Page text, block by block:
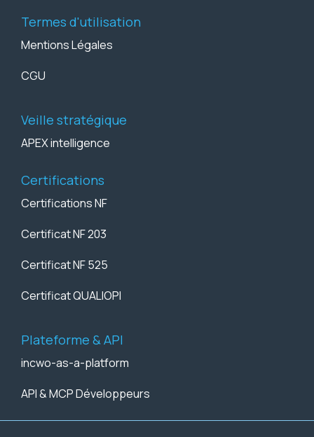
Termes d'utilisation
Mentions Légales
CGU
Veille stratégique
APEX intelligence
Certifications
Certifications NF
Certificat NF 203
Certificat NF 525
Certificat QUALIOPI
Plateforme & API
incwo-as-a-platform
API & MCP Développeurs